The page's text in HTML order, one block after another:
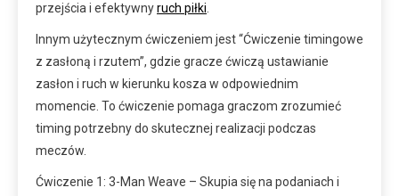
przejścia i efektywnyruch piłki.
Innym użytecznym ćwiczeniem jest “Ćwiczenie timingowe
z zasłoną i rzutem”, gdzie gracze ćwiczą ustawianie
zasłon i ruch w kierunku kosza w odpowiednim
momencie. To ćwiczenie pomaga graczom zrozumieć
timing potrzebny do skutecznej realizacji podczas
meczów.
Ćwiczenie 1: 3-Man Weave – Skupia się na podaniach i